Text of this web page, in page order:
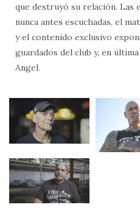
que destruyó su relación. Las
nunca antes escuchadas, el
y el contenido exclusivo
guardados del club y, en
Angel.